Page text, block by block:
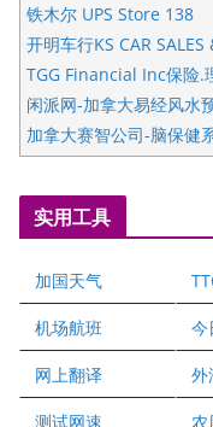
铁木尔 UPS Store 138
开明车行KS CAR SALES
TGG Financial Inc保险.
闲派网-加拿大易经风水
加拿大赛智公司-脑保健
五星国艺拍卖及评估公司
国际注册执业营养师公会
爱德华连锁酒店万锦分店
健健宝公司
二十一世纪美联地产公司
全球趋势移民留学
盛达资本
正点印艺设计
实用工具
加国天气
机场航班 今
网上翻译 外
测试网速 农